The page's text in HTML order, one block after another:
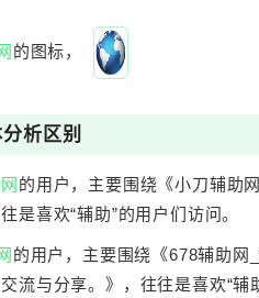
的图标，
析区别
的用户，主要围绕《小刀辅助
是喜欢“辅助”的用户们访问。
的用户，主要围绕《678辅助
流与分享。》，往往是喜欢“辅